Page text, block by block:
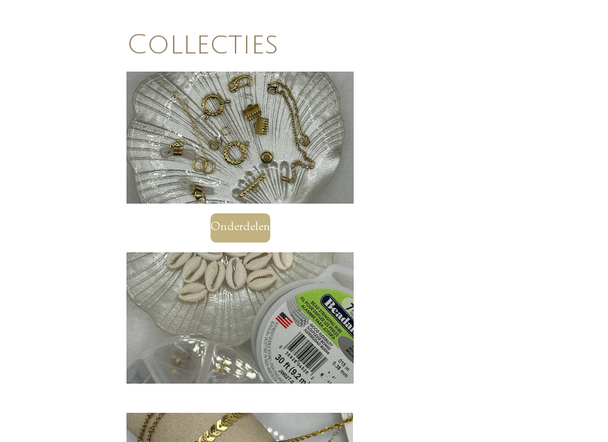
Collecties
Onderdelen